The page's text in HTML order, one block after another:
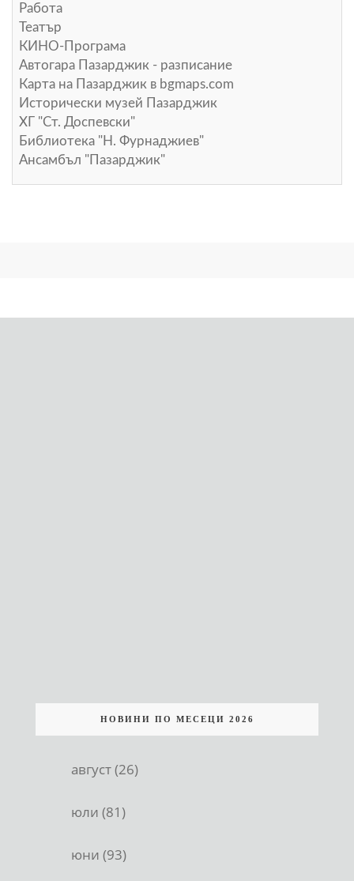
Работа
Театър
КИНО-Програма
Автогара Пазарджик - разписание
Карта на Пазарджик в bgmaps.com
Исторически музей Пазарджик
ХГ "Ст. Доспевски"
Библиотека "Н. Фурнаджиев"
Ансамбъл "Пазарджик"
НОВИНИ ПО МЕСЕЦИ 2026
август (26)
юли (81)
юни (93)